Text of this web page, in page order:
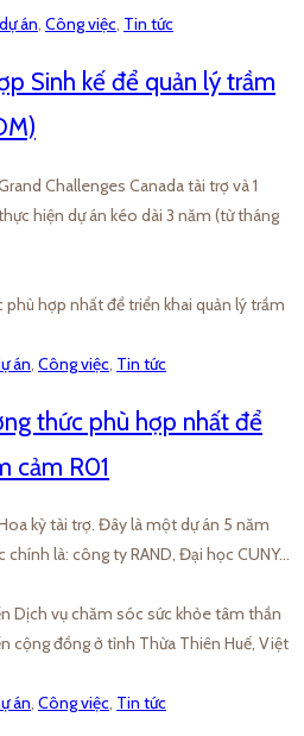
án, Công việc, Tin tức
Sinh kế để quản lý trầm
Challenges Canada tài trợ và 1
hiện dự án kéo dài 3 năm (từ tháng
án, Công việc, Tin tức
thức phù hợp nhất để
cảm R01
kỳ tài trợ. Đây là một dự án 5 năm
chính là: công ty RAND, Đại học CUNY…
án, Công việc, Tin tức